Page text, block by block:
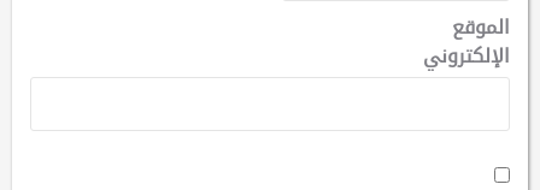
الموقع
الإلكتروني